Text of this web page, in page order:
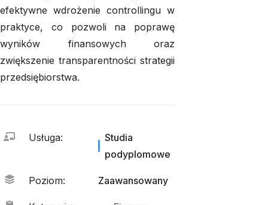
efektywne wdrożenie controllingu w
praktyce, co pozwoli na poprawę
wyników finansowych oraz
zwiększenie transparentności strategii
przedsiębiorstwa.
Usługa:
Studia
podyplomowe
Poziom: Zaawansowany